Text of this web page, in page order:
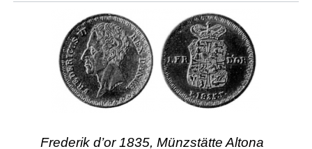
Frederik d’or 1835, Münzstätte Altona